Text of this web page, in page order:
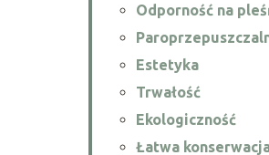
Odporność na
Estetyka
Trwałość
Ekologiczność
Łatwa